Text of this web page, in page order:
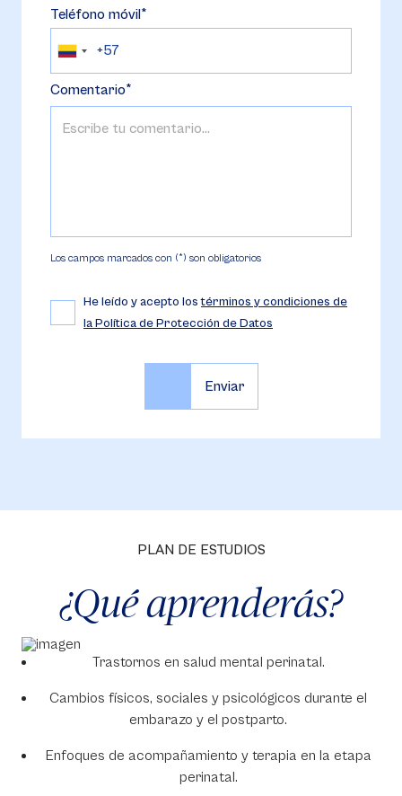
Teléfono móvil
Comentario
Los campos marcados con (*) son obligatorios
He leído y acepto lostérminos y condiciones de
la Política de Protección de Datos
PLAN DE ESTUDIOS
¿Qué aprenderás?
Trastornos en salud mental perinatal.
Cambios físicos, sociales y psicológicos durante el
embarazo y el postparto.
Enfoques de acompañamiento y terapia en la etapa
perinatal.